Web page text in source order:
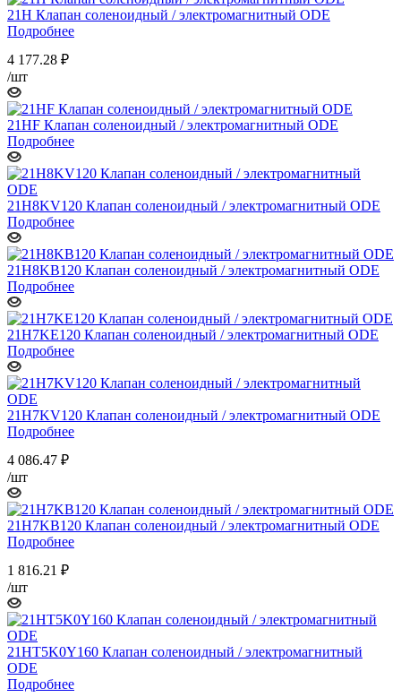
21H Клапан соленоидный / электромагнитный ODE
Подробнее
4 177.28 ₽
/шт
21HF Клапан соленоидный / электромагнитный ODE
Подробнее
21H8KV120 Клапан соленоидный / электромагнитный ODE
Подробнее
21H8KB120 Клапан соленоидный / электромагнитный ODE
Подробнее
21H7KЕ120 Клапан соленоидный / электромагнитный ODE
Подробнее
21H7KV120 Клапан соленоидный / электромагнитный ODE
Подробнее
4 086.47 ₽
/шт
21H7KB120 Клапан соленоидный / электромагнитный ODE
Подробнее
1 816.21 ₽
/шт
21HT5K0Y160 Клапан соленоидный / электромагнитный
ODE
Подробнее